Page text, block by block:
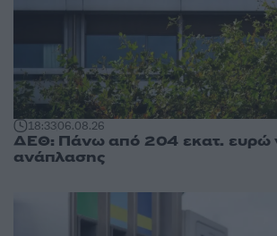
18:3306.08.26
ΔΕΘ: Πάνω από 204 εκατ. ευρώ
ανάπλασης